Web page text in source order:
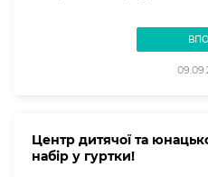
ВПО
Центр дитячої та
набір у гуртки!